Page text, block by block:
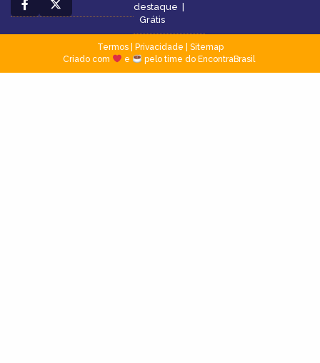
destaque |
Grátis
Termos| Privacidade
Sitemap
Criado com
e pelo time do EncontraBrasil